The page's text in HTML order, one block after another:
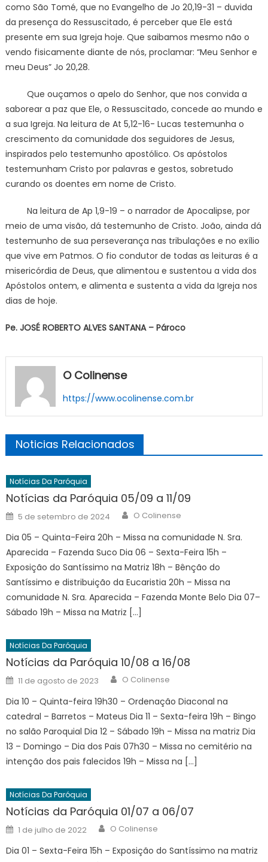
como São Tomé, que no Evangelho de Jo 20,19-31 – duvida
da presença do Ressuscitado, é perceber que Ele está
presente em sua Igreja hoje. Que saibamos mesmo não o
vendo fisicamente diante de nós, proclamar: “Meu Senhor e
meu Deus” Jo 20,28.
Que ouçamos o apelo do Senhor, que nos convida a
saborear a paz que Ele, o Ressuscitado, concede ao mundo e
a sua Igreja. Na leitura de At 5,12-16- Lucas testemunha o
crescimento da comunidade dos seguidores de Jesus,
inspirados pelo testemunho apostólico. Os apóstolos
testemunham Cristo por palavras e gestos, sobretudo
curando os doentes em nome de Cristo.
Na leitura de Ap 1,9-19 – o narrador de Apocalipse, por
meio de uma visão, dá testemunho de Cristo. João, ainda dá
testemunho de sua perseverança nas tribulações e no exílio
que vive em Patmos. O fio condutor de todas as leituras é a
misericórdia de Deus, que alimentou e sustentou a vida dos
Apóstolos ontem, e alimenta e sustenta a vida da Igreja nos
dias de hoje.
Pe. JOSÉ ROBERTO ALVES SANTANA – Pároco
O Colinense
https://www.ocolinense.com.br
Noticias Relacionados
Notícias Da Paróquia
Notícias da Paróquia 05/09 a 11/09
Posted
on
5 de setembro de 2024 Author
O Colinense
Dia 05 – Quinta-Feira 20h – Missa na comunidade N. Sra.
Aparecida – Fazenda Suco Dia 06 – Sexta-Feira 15h –
Exposição do Santíssimo na Matriz 18h – Bênção do
Santíssimo e distribuição da Eucaristia 20h – Missa na
comunidade N. Sra. Aparecida – Fazenda Monte Belo Dia 07–
Sábado 19h – Missa na Matriz […]
Notícias Da Paróquia
Notícias da Paróquia 10/08 a 16/08
Posted
on
11 de agosto de 2023 Author
O Colinense
Dia 10 – Quinta-feira 19h30 – Ordenação Diaconal na
catedral – Barretos – Mateus Dia 11 – Sexta-feira 19h – Bingo
no salão Paroquial Dia 12 – Sábado 19h – Missa na matriz Dia
13 – Domingo – Dia dos Pais 07h30 – Missa no cemitério na
intenção dos pais falecidos 19h – Missa na […]
Notícias Da Paróquia
Notícias da Paróquia 01/07 a 06/07
Posted
on
1 de julho de 2022 Author
O Colinense
Dia 01 – Sexta-Feira 15h – Exposição do Santíssimo na matriz